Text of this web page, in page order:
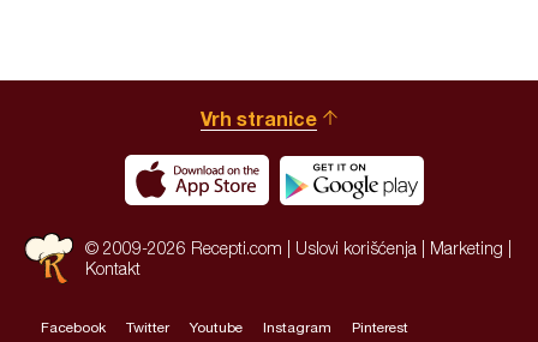
Vrh stranice
© 2009-2026 Recepti.com | Uslovi korišćenja Marketing
Kontakt
Facebook Twitter Youtube Instagram Pinterest